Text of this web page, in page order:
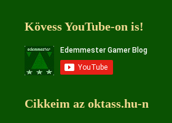
Kövess YouTube-on is!
Cikkeim az oktass.hu-n